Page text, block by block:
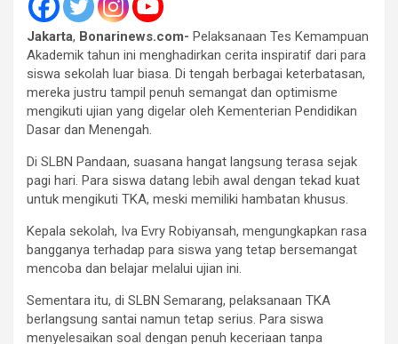
Jakarta, Bonarinews.com- Pelaksanaan Tes Kemampuan
Akademik tahun ini menghadirkan cerita inspiratif dari para
siswa sekolah luar biasa. Di tengah berbagai keterbatasan,
mereka justru tampil penuh semangat dan optimisme
mengikuti ujian yang digelar oleh Kementerian Pendidikan
Dasar dan Menengah.
Di SLBN Pandaan, suasana hangat langsung terasa sejak
pagi hari. Para siswa datang lebih awal dengan tekad kuat
untuk mengikuti TKA, meski memiliki hambatan khusus.
Kepala sekolah, Iva Evry Robiyansah, mengungkapkan rasa
bangganya terhadap para siswa yang tetap bersemangat
mencoba dan belajar melalui ujian ini.
Sementara itu, di SLBN Semarang, pelaksanaan TKA
berlangsung santai namun tetap serius. Para siswa
menyelesaikan soal dengan penuh keceriaan tanpa